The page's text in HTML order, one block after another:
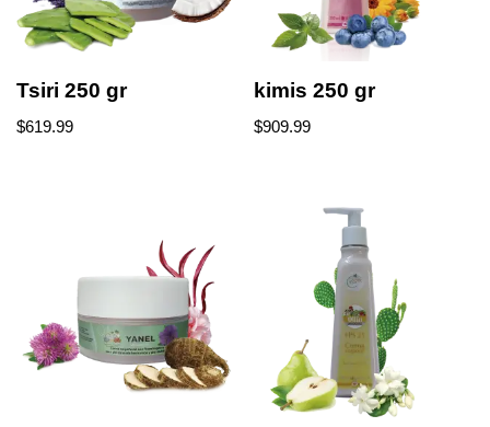
Tsiri 250 gr
$619.99
kimis 250 gr
$909.99